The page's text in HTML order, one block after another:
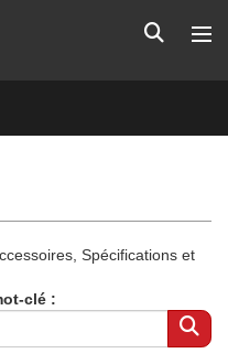
Spécifications et
clé :